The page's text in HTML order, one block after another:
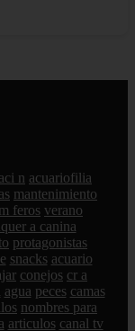
n acuariofilia
mantenimiento
feros verano
a canina
protagonistas
snacks acuario
conejos cr a
agua peces camas
nombres para
articulos canal tv